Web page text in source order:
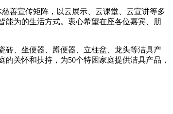
善宣传矩阵，以云展示、云课堂、云宣讲等多
能为的生活方式。衷心希望在座各位嘉宾、朋
、坐便器、蹲便器、立柱盆、龙头等洁具产
关怀和扶持，为50个特困家庭提供洁具产品，